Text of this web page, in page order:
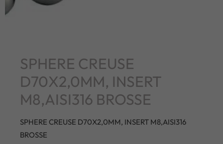
SPHERE CREUSE
D70X2,0MM, INSERT
M8,AISI316 BROSSE
SPHERE CREUSE D70X2,0MM, INSERT M8,AISI316
BROSSE